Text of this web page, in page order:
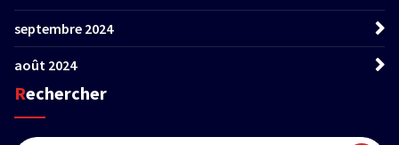
septembre 2024
août 2024
Rechercher